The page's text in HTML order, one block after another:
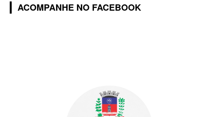
ACOMPANHE NO FACEBOOK